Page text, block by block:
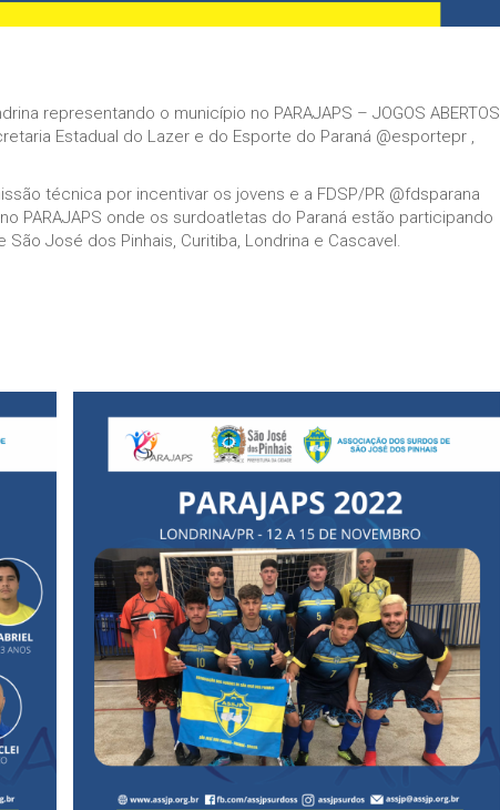
representando o município no PARAJAPS – JOGOS ABERTOS
Estadual do Lazer e do Esporte do Paraná @esportepr ,
técnica por incentivar os jovens e a FDSP/PR @fdsparana
PARAJAPS onde os surdoatletas do Paraná estão participando
José dos Pinhais, Curitiba, Londrina e Cascavel.